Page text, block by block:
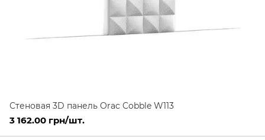
Стеновая 3D панель Orac Cobble W113
3 162.00 грн/шт.